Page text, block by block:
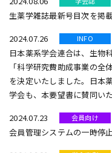
生薬学雑誌最新号目次を掲
2024.07.26
INFO
日本薬系学会連合は、生物
「科学研究費助成事業の
を決定いたしました。日本
学会も、本要望書に賛同いた
2024.07.23
会員向け
会員管理システムの一時停